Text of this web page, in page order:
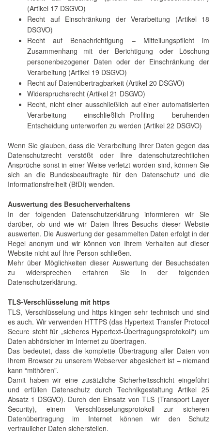
(Artikel 17 DSGVO)
Recht auf Einschränkung der Verarbeitung (Artikel 18
DSGVO)
Recht auf Benachrichtigung – Mitteilungspflicht im
Zusammenhang mit der Berichtigung oder Löschung
personenbezogener Daten oder der Einschränkung der
Verarbeitung (Artikel 19 DSGVO)
Recht auf Datenübertragbarkeit (Artikel 20 DSGVO)
Widerspruchsrecht (Artikel 21 DSGVO)
Recht, nicht einer ausschließlich auf einer automatisierten
Verarbeitung — einschließlich Profiling — beruhenden
Entscheidung unterworfen zu werden (Artikel 22 DSGVO)
Wenn Sie glauben, dass die Verarbeitung Ihrer Daten gegen das
Datenschutzrecht verstößt oder Ihre datenschutzrechtlichen
Ansprüche sonst in einer Weise verletzt worden sind, können Sie
sich an die Bundesbeauftragte für den Datenschutz und die
Informationsfreiheit (BfDI) wenden.
Auswertung des Besucherverhaltens
In der folgenden Datenschutzerklärung informieren wir Sie
darüber, ob und wie wir Daten Ihres Besuchs dieser Website
auswerten. Die Auswertung der gesammelten Daten erfolgt in der
Regel anonym und wir können von Ihrem Verhalten auf dieser
Website nicht auf Ihre Person schließen.
Mehr über Möglichkeiten dieser Auswertung der Besuchsdaten
zu widersprechen erfahren Sie in der folgenden
Datenschutzerklärung.
TLS-Verschlüsselung mit https
TLS, Verschlüsselung und https klingen sehr technisch und sind
es auch. Wir verwenden HTTPS (das Hypertext Transfer Protocol
Secure steht für „sicheres Hypertext-Übertragungsprotokoll“) um
Daten abhörsicher im Internet zu übertragen.
Das bedeutet, dass die komplette Übertragung aller Daten von
Ihrem Browser zu unserem Webserver abgesichert ist – niemand
kann “mithören”.
Damit haben wir eine zusätzliche Sicherheitsschicht eingeführt
und erfüllen Datenschutz durch Technikgestaltung Artikel 25
Absatz 1 DSGVO). Durch den Einsatz von TLS (Transport Layer
Security), einem Verschlüsselungsprotokoll zur sicheren
Datenübertragung im Internet können wir den Schutz
vertraulicher Daten sicherstellen.